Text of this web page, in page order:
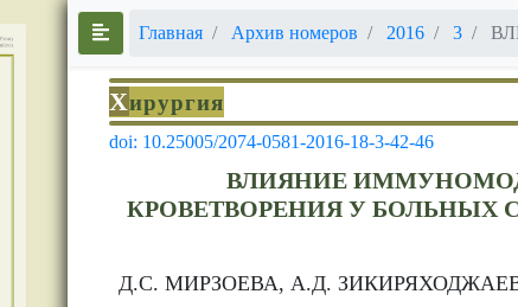
Главная Архив номеров 2016 3
Хирургия
doi: 10.25005/2074-0581-2016-18-3-42-46
ВЛИЯНИЕ
КРОВЕТВОРЕНИЯ У
Д.С. МИРЗОЕВА, А.Д.